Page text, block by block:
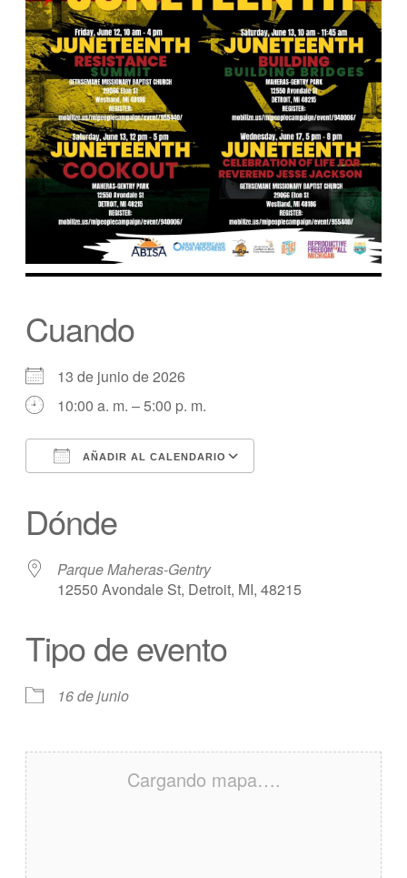
Cuando
13 de junio de 2026
10:00 a. m. – 5:00 p. m.
AÑADIR AL CALENDARIO
Dónde
Parque Maheras-Gentry
12550 Avondale St, Detroit, MI, 48215
Tipo de evento
16 de junio
Cargando mapa….